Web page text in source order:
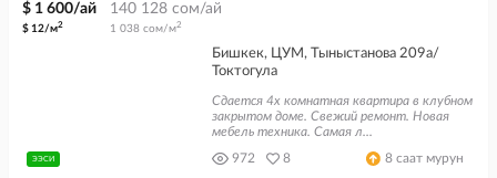
$ 1 600/ай 140 128 сом/ай
$ 12/м2 1 038 сом/м2
ЭЭСИ
Бишкек, ЦУМ, Тыныстанова 209а/
Токтогула
Сдается 4х комнатная квартира в клубном
закрытом доме. Свежий ремонт. Новая
мебель техника. Самая л...
972
8 8 саат мурун